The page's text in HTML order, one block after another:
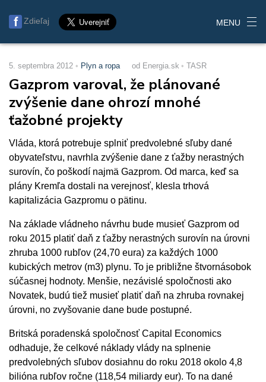
Zdieľaj MENU
5. septembra 2012 Plyn a ropa od Energia.sk TASR
Gazprom varoval, že plánované
zvýšenie dane ohrozí mnohé
ťažobné projekty
Vláda, ktorá potrebuje splniť predvolebné sľuby dané
obyvateľstvu, navrhla zvýšenie dane z ťažby nerastných
surovín, čo poškodí najmä Gazprom. Od marca, keď sa
plány Kremľa dostali na verejnosť, klesla trhová
kapitalizácia Gazpromu o pätinu.
Na základe vládneho návrhu bude musieť Gazprom od
roku 2015 platiť daň z ťažby nerastných surovín na úrovni
zhruba 1000 rubľov (24,70 eura) za každých 1000
kubických metrov (m3) plynu. To je približne štvornásobok
súčasnej hodnoty. Menšie, nezávislé spoločnosti ako
Novatek, budú tiež musieť platiť daň na zhruba rovnakej
úrovni, no zvyšovanie dane bude postupné.
Britská poradenská spoločnosť Capital Economics
odhaduje, že celkové náklady vlády na splnenie
predvolebných sľubov dosiahnu do roku 2018 okolo 4,8
bilióna rubľov ročne (118,54 miliardy eur). To na dané